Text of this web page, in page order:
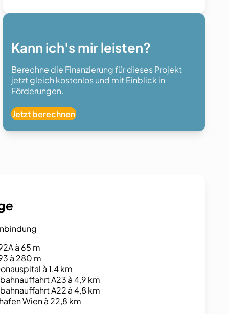
Kann ich's mir leisten?
Berechne die Finanzierung für dieses Projekt
jetzt gleich kostenlos und mit Einblick in
Förderungen.
Jetzt berechnen
à 65 m
à 280 m
à 1,4 km
A23 à 4,9 km
A22 à 4,8 km
Wien à 22,8 km